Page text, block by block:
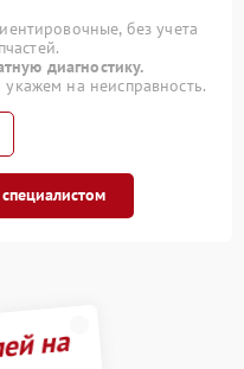
800 рублей
без учета
диагностику.
на неисправность.
на